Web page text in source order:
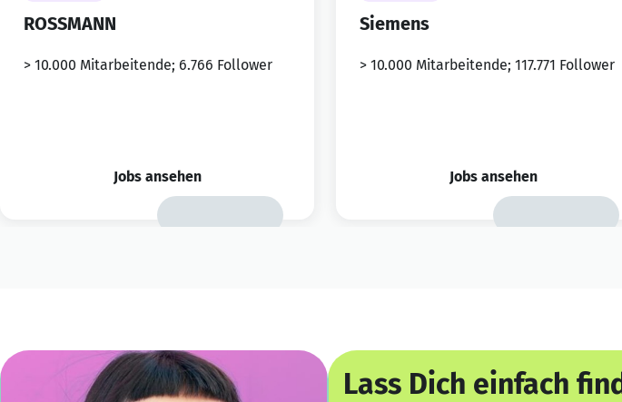
ROSSMANN
> 10.000 Mitarbeitende; 6.766 Follower
Jobs ansehen
Siemens
> 10.000 Mitarbeitende; 117.771 Follower
Jobs ansehen
Lass Dich einfach